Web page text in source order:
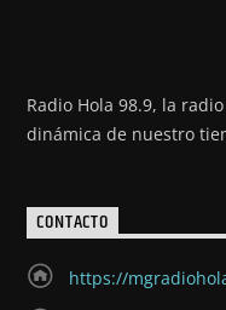
Radio Hola 98.9, la
dinámica de nuestro
CONTACTO
https://